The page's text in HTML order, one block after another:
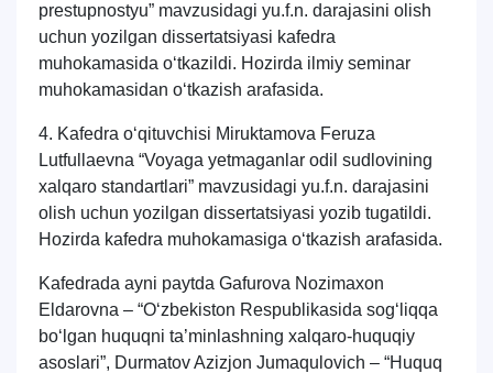
prestupnostyu” mavzusidagi yu.f.n. darajasini olish
uchun yozilgan dissertatsiyasi kafedra
muhokamasida o‘tkazildi. Hozirda ilmiy seminar
muhokamasidan o‘tkazish arafasida.
4. Kafedra o‘qituvchisi Miruktamova Feruza
Lutfullaevna “Voyaga yetmaganlar odil sudlovining
xalqaro standartlari” mavzusidagi yu.f.n. darajasini
olish uchun yozilgan dissertatsiyasi yozib tugatildi.
Hozirda kafedra muhokamasiga o‘tkazish arafasida.
Kafedrada ayni paytda Gafurova Nozimaxon
Eldarovna – “O‘zbekiston Respublikasida sog‘liqqa
bo‘lgan huquqni ta’minlashning xalqaro-huquqiy
asoslari”, Durmatov Azizjon Jumaqulovich – “Huquq